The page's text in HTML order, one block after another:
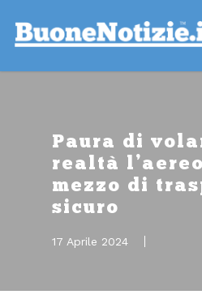
Paura di
realtà
mezzo di
sicuro
17 Aprile 2024
Go to mobile